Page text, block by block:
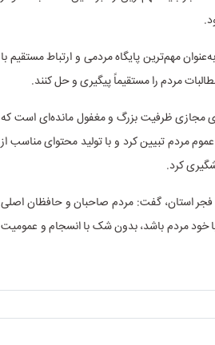
مهم‌ترین پایگاه مردمی و ارتباط مستقیم با
مردم را مستقیماً پیگیری و حل کنند.
مجازی ظرفیت بزرگ و مغفول مانده‌ای است که
مردم تبیین کرد و با تولید محتوای مناسب از
کرد.
فجر استان، گفت: مردم صاحبان و حافظان اصلی
خود مردم باشد، بدون شک با انسجام و عمومیت